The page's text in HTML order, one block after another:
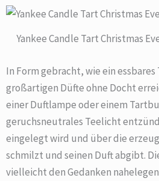
Yankee Candle Tart Christmas
In Form gebracht, wie ein
großartigen Düfte ohne Docht
einer Duftlampe oder einem
geruchsneutrales Teelicht
eingelegt wird und über die
schmilzt und seinen Duft abgibt.
vielleicht den Gedanken